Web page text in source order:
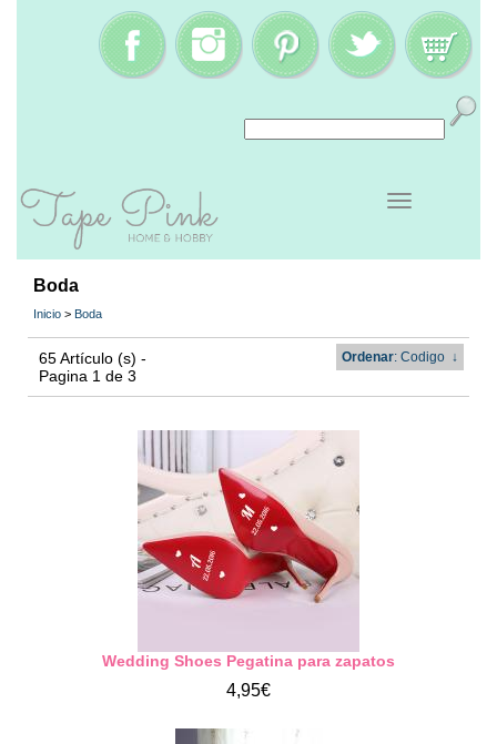
Boda
Inicio > Boda
65 Artículo (s) -
Pagina 1 de 3
Ordenar: Codigo↓
Wedding Shoes Pegatina para zapatos
4,95€